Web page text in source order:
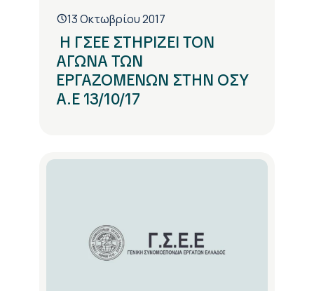
13 Οκτωβρίου 2017
Η ΓΣΕΕ ΣΤΗΡΙΖΕΙ ΤΟΝ
ΑΓΩΝΑ ΤΩΝ
ΕΡΓΑΖΟΜΕΝΩΝ ΣΤΗΝ ΟΣΥ
Α.Ε 13/10/17